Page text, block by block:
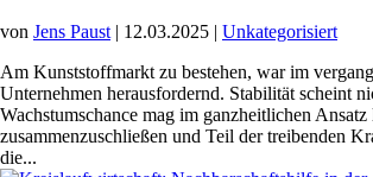
von Jens Paust| 12.03.2025 | Unkategorisiert
Am Kunststoffmarkt zu bestehen, war im
Unternehmen herausfordernd. Stabilität scheint
Wachstumschance mag im ganzheitlichen
zusammenzuschließen und Teil der treibenden
die...